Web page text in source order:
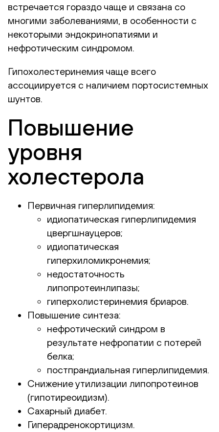
встречается гораздо чаще и связана со
многими заболеваниями, в особенности с
некоторыми эндокринопатиями и
нефротическим синдромом.
Гипохолестеринемия чаще всего
ассоциируется с наличием портосистемных
шунтов.
Повышение
уровня
холестерола
Первичная гиперлипидемия:
идиопатическая гиперлипидемия
цвергшнауцеров;
идиопатическая
гиперхиломикронемия;
недостаточность
липопротеинлипазы;
гиперхолистеринемия бриаров.
Повышение синтеза:
нефротический синдром в
результате нефропатии с потерей
белка;
постпрандиальная гиперлипидемия.
Снижение утилизации липопротеинов
(гипотиреоидизм).
Сахарный диабет.
Гиперадренокортицизм.